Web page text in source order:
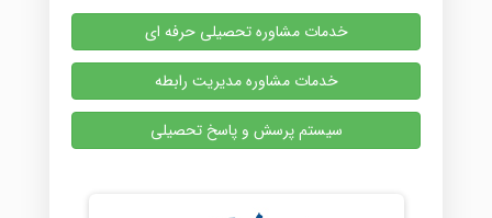
خدمات مشاوره تحصیلی حرفه ای
خدمات مشاوره مدیریت رابطه
سیستم پرسش و پاسخ تحصیلی